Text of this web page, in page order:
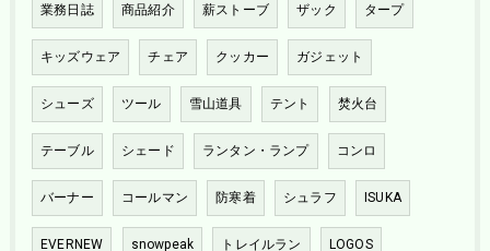
業務日誌 商品紹介 薪ストーブ ザック タープ
キッズウェア チェア クッカー ガジェット
シューズ ツール 雪山道具 テント 焚火台
テーブル シェード ランタン・ランプ コンロ
バーナー コールマン 防寒着 シュラフ ISUKA
EVERNEW snowpeak トレイルラン LOGOS